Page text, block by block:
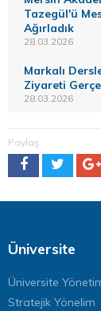
Tazegül'ü
Ağırladık
28.03.2026
Markalı
Ziyareti
28.03.2026
Paylaş
Üniversite
Üniversite
Stratejik Yönelim